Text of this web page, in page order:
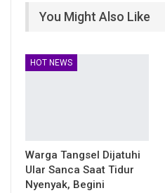
You Might Also Like
HOT NEWS
Warga Tangsel Dijatuhi
Ular Sanca Saat Tidur
Nyenyak, Begini